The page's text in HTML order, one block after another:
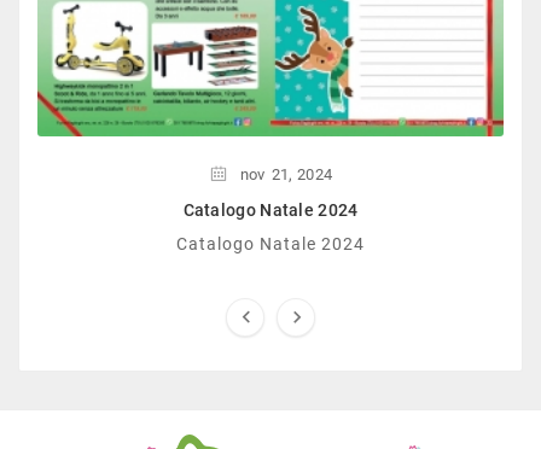
nov 21, 2024
Catalogo Natale 2024
Catalogo Natale 2024
 